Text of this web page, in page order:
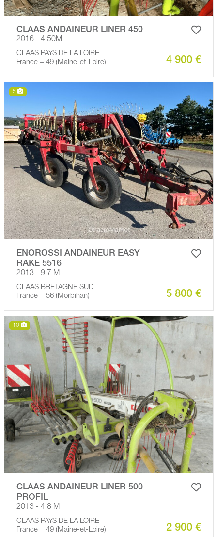
CLAAS ANDAINEUR LINER 450
2016 - 4.50M
CLAAS PAYS DE LA LOIRE
France − 49 (Maine-et-Loire)
4 900 €
5
ENOROSSI ANDAINEUR EASY
RAKE 5516
2013 - 9.7 M
CLAAS BRETAGNE SUD
France − 56 (Morbihan)
5 800 €
10
CLAAS ANDAINEUR LINER 500
PROFIL
2013 - 4.8 M
CLAAS PAYS DE LA LOIRE
France − 49 (Maine-et-Loire)
2 900 €